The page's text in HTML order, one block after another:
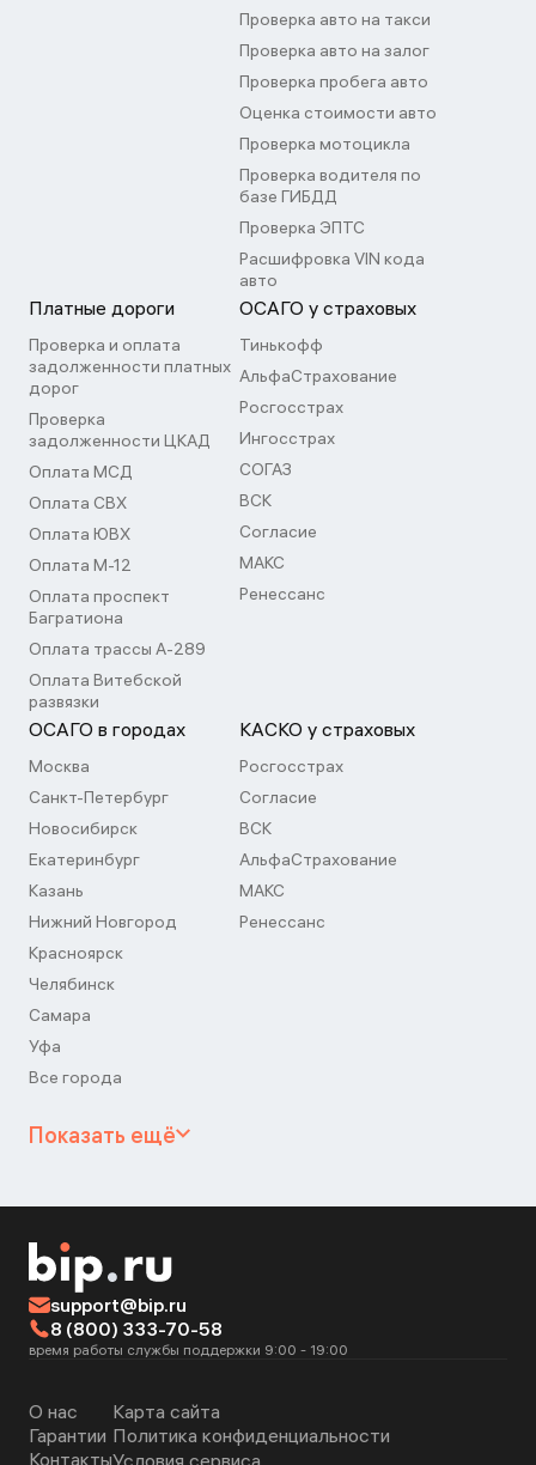
Проверка авто на такси
Проверка авто на залог
Проверка пробега авто
Оценка стоимости авто
Проверка мотоцикла
Проверка водителя по
базе ГИБДД
Проверка ЭПТС
Расшифровка VIN кода
авто
Платные дороги
Проверка и оплата
задолженности платных
дорог
Проверка
задолженности ЦКАД
Оплата МСД
Оплата СВХ
Оплата ЮВХ
Оплата М-12
Оплата проспект
Багратиона
Оплата трассы А-289
Оплата Витебской
развязки
ОСАГО у страховых
Тинькофф
АльфаСтрахование
Росгосстрах
Ингосстрах
СОГАЗ
ВСК
Согласие
МАКС
Ренессанс
ОСАГО в городах
Москва
Санкт-Петербург
Новосибирск
Екатеринбург
Казань
Нижний Новгород
Красноярск
Челябинск
Самара
Уфа
Все города
КАСКО у страховых
Росгосстрах
Согласие
ВСК
АльфаСтрахование
МАКС
Ренессанс
Показать ещё
support@bip.ru
8 (800) 333-70-58
время работы службы поддержки 9:00 - 19:00
О нас
Гарантии
Контакты
Карта сайта
Политика конфиденциальности
Условия сервиса